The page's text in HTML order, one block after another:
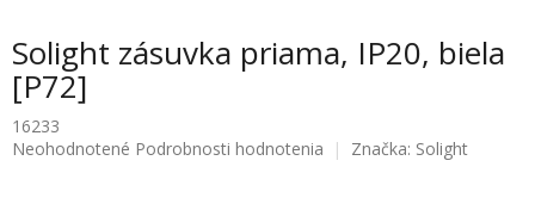
Solight zásuvka priama, IP20, biela
[P72]
16233
Priemerné
Neohodnotené Podrobnosti hodnotenia Značka: Solight